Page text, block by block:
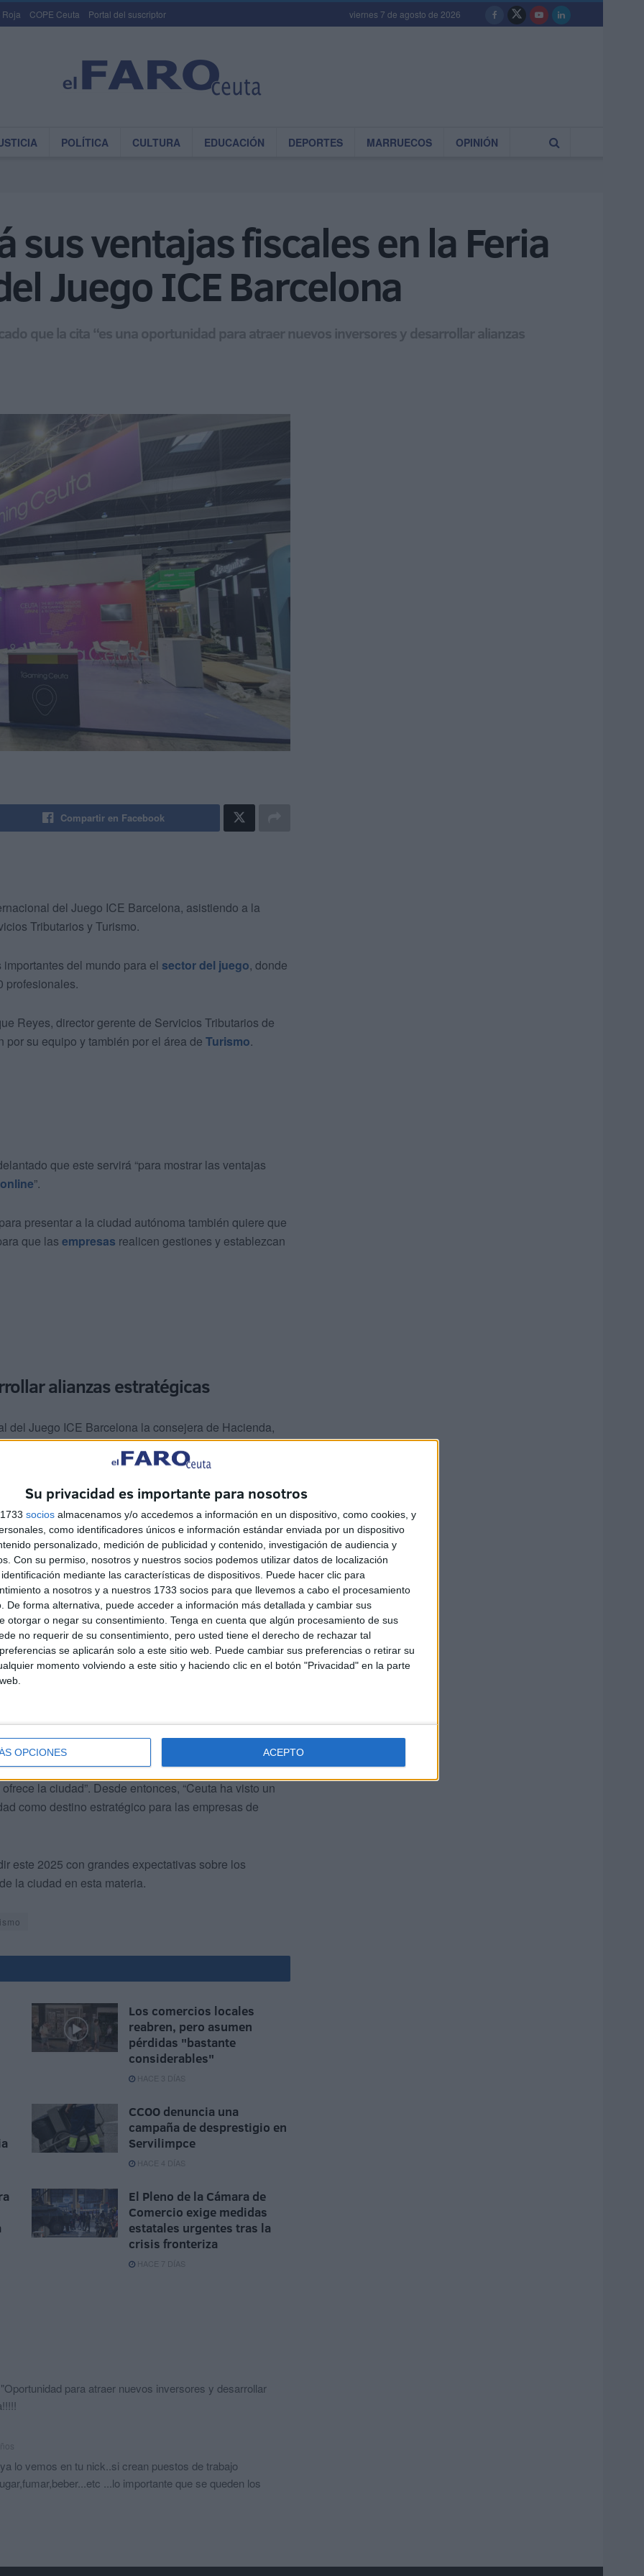
Su privacidad es importante para nosotros
socios almacenamos y/o accedemos a información en un dispositivo, como cookies, y
como identificadores únicos e información estándar enviada por un dispositivo
personalizado, medición de publicidad y contenido, investigación de audiencia y
Con su permiso, nosotros y nuestros socios podemos utilizar datos de localización
mediante las características de dispositivos. Puede hacer clic para
a nosotros y a nuestros 1733 socios para que llevemos a cabo el procesamiento
De forma alternativa, puede acceder a información más detallada y cambiar sus
otorgar o negar su consentimiento. Tenga en cuenta que algún procesamiento de sus
no requerir de su consentimiento, pero usted tiene el derecho de rechazar tal
se aplicarán solo a este sitio web. Puede cambiar sus preferencias o retirar su
momento volviendo a este sitio y haciendo clic en el botón "Privacidad" en la parte
OPCIONES ACEPTO
Roja COPE Ceuta Portal del suscriptor viernes 7 de agosto de 2026
POLÍTICA CULTURA EDUCACIÓN DEPORTES MARRUECOS OPINIÓN
sus ventajas fiscales en la Feria
Juego ICE Barcelona
que la cita “es una oportunidad para atraer nuevos inversores y desarrollar alianzas
Compartir en Facebook
del Juego ICE Barcelona, asistiendo a la
Tributarios y Turismo.
del mundo para el sector del juego, donde
profesionales.
Reyes, director gerente de Servicios Tributarios de
su equipo y también por el área de Turismo.
que este servirá “para mostrar las ventajas
”.
presentar a la ciudad autónoma también quiere que
que las empresas realicen gestiones y establezcan
alianzas estratégicas
del Juego ICE Barcelona la consejera de Hacienda,
Chandiramani, no podrá acudir.
Barcelona es una oportunidad para atraer nuevos
año que esta Feria se celebra en Barcelona,
en el ICE 2019, “Ceuta se presentó por primera vez
la ciudad”. Desde entonces, “Ceuta ha visto un
como destino estratégico para las empresas de
este 2025 con grandes expectativas sobre los
la ciudad en esta materia.
Los comercios locales
reabren, pero asumen
pérdidas "bastante
considerables"
HACE 3 DÍAS
CCOO denuncia una
campaña de desprestigio en
Servilimpce
HACE 4 DÍAS
El Pleno de la Cámara de
Comercio exige medidas
estatales urgentes tras la
crisis fronteriza
HACE 7 DÍAS
para atraer nuevos inversores y desarrollar
lo vemos en tu nick..si crean puestos de trabajo
...lo importante que se queden los